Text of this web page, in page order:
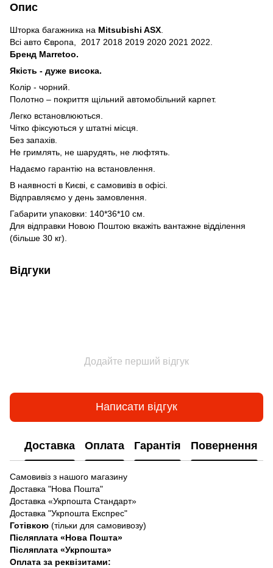
Опис
Шторка багажника на Mitsubishi ASX
Всі авто Європа, 2017 2018 2019 2020 2021 2022.
Бренд Marretoo.
Якість - дуже висока.
Колір - чорний.
Полотно – покриття щільний автомобільний карпет.
Легко встановлюються.
Чітко фіксуються у штатні місця.
Без запахів.
Не гримлять, не шарудять, не люфтять.
Надаємо гарантію на встановлення.
В наявності в Києві, є самовивіз в офісі.
Відправляємо у день замовлення.
Габарити упаковки: 140*36*10 см.
Для відправки Новою Поштою вкажіть вантажне відділення
(більше 30 кг).
Відгуки
Додайте перший відгук
Написати відгук
Доставка Оплата Гарантія Повернення
Самовивіз з нашого магазину
Доставка "Нова Пошта"
Доставка «Укрпошта Стандарт»
Доставка "Укрпошта Експрес"
Готівкою (тільки для самовивозу)
Післяплата «Нова Пошта»
Післяплата «Укрпошта»
Оплата за реквізитами: